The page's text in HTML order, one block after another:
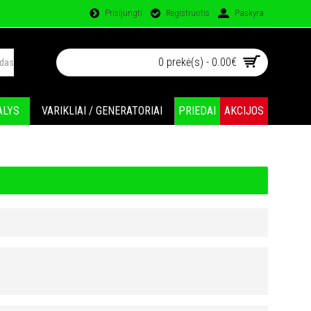
Prisijungti Registruotis Paskyra
0 prekė(s) - 0.00€
VARIKLIAI / GENERATORIAI PRIEDAI AKCIJOS